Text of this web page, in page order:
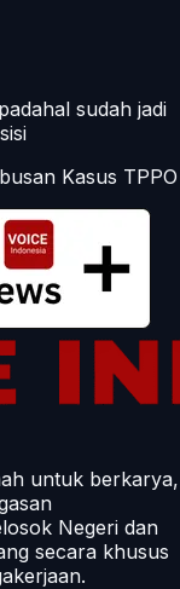
sudah jadi
Kasus TPPO
untuk berkarya,
Negeri dan
secara khusus